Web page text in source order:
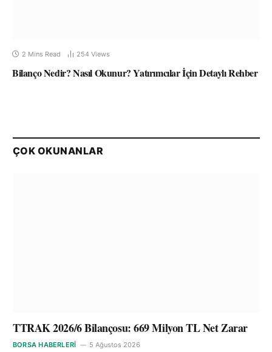
2 Mins Read 254 Views
Bilanço Nedir? Nasıl Okunur? Yatırımcılar İçin Detaylı Rehber
ÇOK OKUNANLAR
TTRAK 2026/6 Bilançosu: 669 Milyon TL Net Zarar
BORSA HABERLERI 5 Ağustos 2026